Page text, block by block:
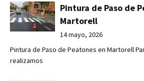
Pintura de Paso de
Martorell
14 mayo, 2026
Pintura de Paso de Peatones en Martorell
realizamos